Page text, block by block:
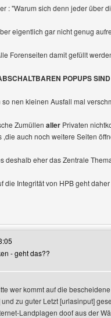
anzeigen
: "Warum sich denn jeder über
eigentlich gar nicht genug
Forenseiten damit gefüllt
POPUPS
nen kleinen Ausfall mal
Zumüllen aller Privaten
,die auch noch weitere Seiten
deshalb eher das Zentrale
die Integrität von HPB geht
besuchen:
- geht das??
wer kommt auf die
und zu guter Letzt [urlasinput]
Landplagen doof aus der